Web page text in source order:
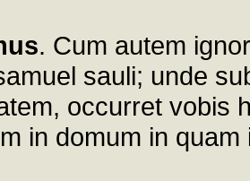
. Cum autem
sauli; unde
occurret vobis
in domum in quam